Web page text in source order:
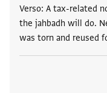
Verso: A tax-related
the jahbadh will do.
was torn and reused